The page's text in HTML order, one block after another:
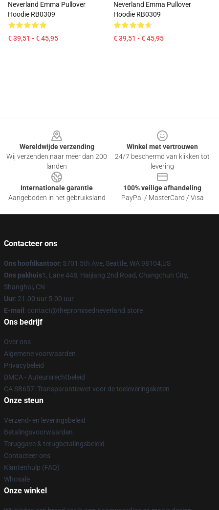
Neverland Emma Pullover
Hoodie RB0309
€ 39,51 - € 45,95
Neverland Emma Pullover
Hoodie RB0309
€ 39,51 - € 45,95
Wereldwijde verzending
Wij verzenden naar meer dan 200
landen
Winkel met vertrouwen
24/7 beschermd van klikken tot
levering
Internationale garantie
Aangeboden in het gebruiksland
100% veilige afhandeling
PayPal / MasterCard / Visa
Contacteer ons
Ons hoofdkantoor: 5701 5th Ave, Seattle, WA 98104,US
Ons pakhuis1, Lane 448, Haijiang 2nd Road, Changchun City,
Shanghai, CN
Uur: 21.00 uur 5.00 uur
E-mail : contact@thepromisedneverland.store
Ons bedrijf
Over ons
Algemene voorwaarden
Privacybeleid
DMCA - Auteursrechtbeleid
CA SB657: Transparantiewet voor de toeleveringsketen
Onze steun
Verzend- en leveringsbeleid
Betalingsvoorwaarden
Teruggave & terugbetalingsbeleid
Contacteer ons
Klantenhulp (FAQ)
Whosale
Onze winkel